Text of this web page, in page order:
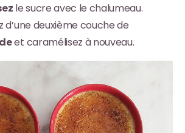
le sucre avec le chalumeau.
d’une deuxième couche de
et caramélisez à nouveau.